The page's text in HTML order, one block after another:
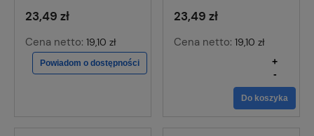
23,49 zł
Cena netto: 19,10 zł
Powiadom o dostępności
23,49 zł
Cena netto:19,10 zł
-
+
Do koszyka